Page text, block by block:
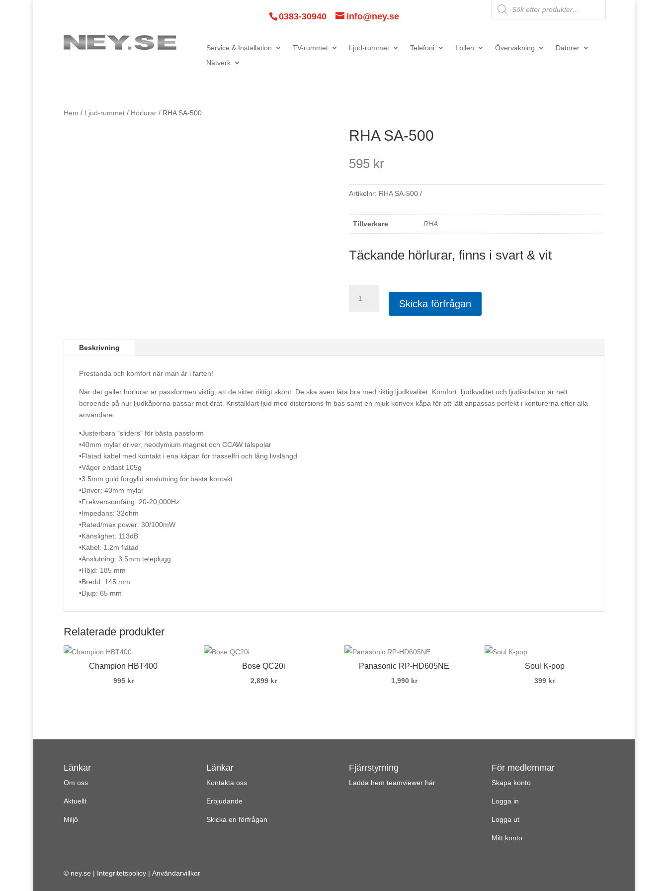
0383-30940 info@ney.se
search
Service & Installation TV-rummet Ljud-rummet Telefoni I bilen Övervakning
Datorer
Nätverk
Hem / Ljud-rummet/ Hörlurar/ RHA SA-500
RHA SA-500
595 kr
Artikelnr: RHA SA-500
Tillverkare RHA
Täckande hörlurar, finns i svart & vit
SA-
Skicka förfrågan
Beskrivning
Prestanda och komfort när man är i farten!
När det gäller hörlurar är passformen viktig, att de sitter riktigt skönt. De ska även låta bra med riktig ljudkvalitet. Komfort, ljudkvalitet och ljudisolation är helt
beroende på hur ljudkåporna passar mot örat. Kristalklart ljud med distorsions fri bas samt en mjuk konvex kåpa för att lätt anpassas perfekt i konturerna efter alla
användare.
•Justerbara "sliders" för bästa passform
•40mm mylar driver, neodymium magnet och CCAW talspolar
•Flätad kabel med kontakt i ena kåpan för trasselfri och lång livslängd
•Väger endast 105g
•3.5mm guld förgylld anslutning för bästa kontakt
•Driver: 40mm mylar
•Frekvensomfång: 20-20,000Hz
•Impedans: 32ohm
•Rated/max power: 30/100mW
•Känslighet: 113dB
•Kabel: 1.2m flätad
•Anslutning: 3.5mm teleplugg
•Höjd: 185 mm
•Bredd: 145 mm
•Djup: 65 mm
Relaterade produkter
Champion HBT400
995 kr
Bose QC20i
2,899 kr
Panasonic RP-HD605NE
1,990 kr
Soul K-pop
399 kr
Länkar
Om oss
Aktuellt
Miljö
Länkar
Kontakta oss
Erbjudande
Skicka en förfrågan
Fjärrstyrning
Ladda hem teamviewer här
För medlemmar
Skapa konto
Logga in
Logga ut
Mitt konto
© ney.se | Integritetspolicy| Användarvillkor